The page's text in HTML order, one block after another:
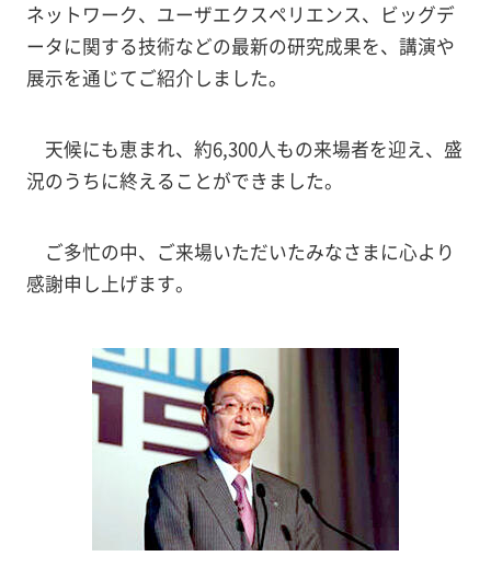
ネットワーク、ユーザエクスペリエンス、ビッグデ
ータに関する技術などの最新の研究成果を、講演や
展示を通じてご紹介しました。
天候にも恵まれ、約6,300人もの来場者を迎え、盛
況のうちに終えることができました。
ご多忙の中、ご来場いただいたみなさまに心より
感謝申し上げます。